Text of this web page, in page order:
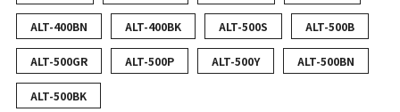
ALT-400BN ALT-400BK ALT-500S ALT-500B
ALT-500GR ALT-500P ALT-500Y ALT-500BN
ALT-500BK